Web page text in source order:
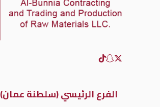
الفرع الرئيسي (سلطنة عمان)